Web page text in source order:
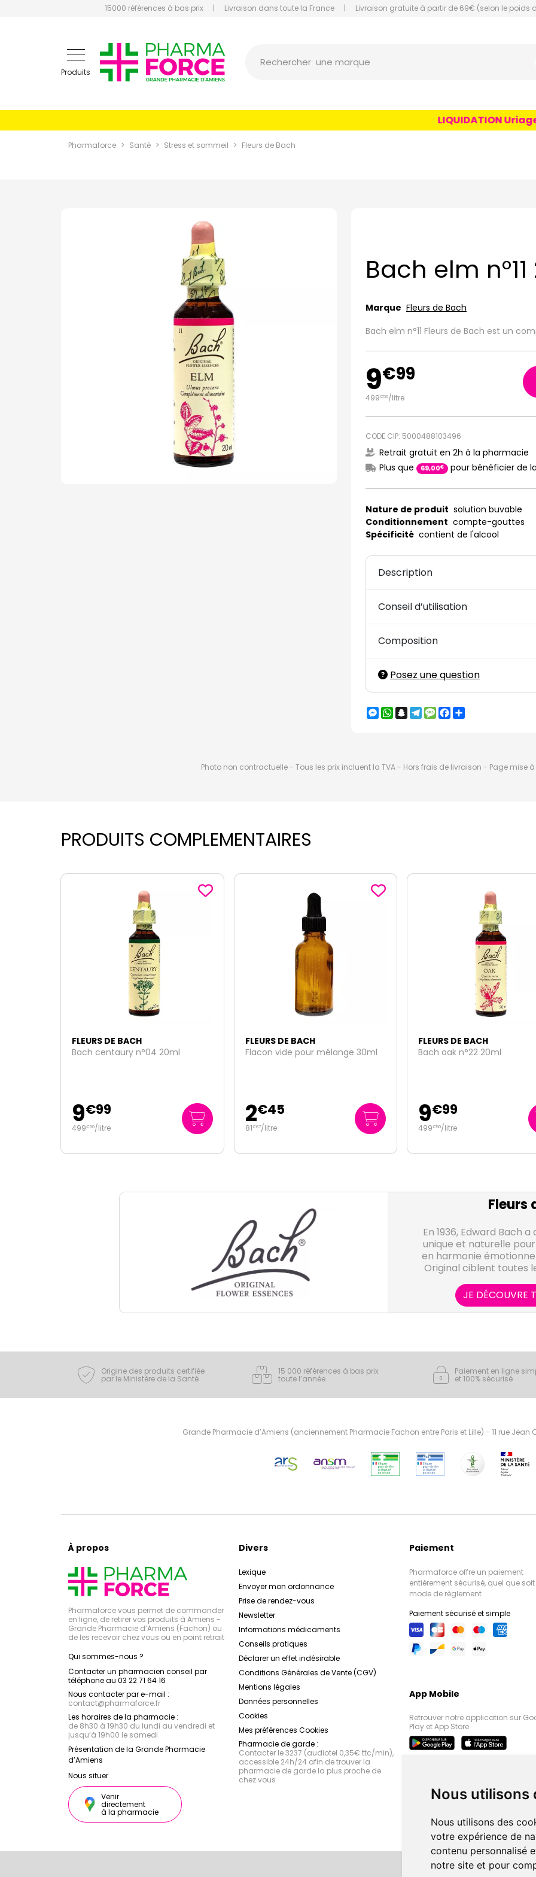
Nous utilisons
Nous utilisons des
votre expérience de
contenu personnalisé
notre site et pour
15000 références à bas prix | Livraison dans toute la France | Livraison gratuite à partir de 69€ (selon le poids
Produits
Rechercher
LIQUIDATION Uriage
Pharmaforce Santé Stress et sommeil Fleurs de Bach
Bach elm
Marque Fleurs de Bach
Bach elm n°11 Fleurs de Bach est un
9€99
499€50/litre
CODE CIP: 5000488103496
Retrait gratuit en 2h à la pharmacie
Plus que
69,00€ pour bénéficier de
Nature de produit solution buvable
Conditionnement compte-gouttes
Spécificité contient de l'alcool
Description
Conseil d’utilisation
Composition
Posez une question
Messenger
WhatsApp
Snapchat
Telegram
MessageFacebook
Photo non contractuelle - Tous les prix incluent la TVA - Hors frais de livraison - Page mise
PRODUITS COMPLEMENTAIRES
FLEURS DE BACH
Flacon vide pour mélange 30ml
2€45
81€67/litre
FLEURS DE BACH
Bach oak n°22 20ml
9€99
499€50/litre
FLEURS DE BACH
Bach sweet chesnut n°30
9€99
499€50/litre
Fleurs
En 1936, Edward Bach
unique et naturelle
en harmonie
Original ciblent toutes
l’harmonie
JE DÉCOUVRE
Origine des produits certifiée
par le Ministère de la Santé
15 000 références à bas prix
toute l’année
Paiement en ligne
et 100% sécurisé
Grande Pharmacie d’Amiens (anciennement Pharmacie Fachon entre Paris et Lille) - 11 rue
À propos
Pharmaforce vous permet de commander
en ligne, de retirer vos produits à Amiens -
Grande Pharmacie d’Amiens (Fachon) ou
de les recevoir chez vous ou en point retrait
Qui sommes-nous ?
Contacter un pharmacien conseil par
téléphone au 03 22 71 64 16
Nous contacter par e-mail :
contact@pharmaforce.fr
Les horaires de la pharmacie :
de 8h30 à 19h30 du lundi au vendredi et
jusqu’à 19h00 le samedi
Présentation de la Grande Pharmacie
d’Amiens
Nous situer
Venir
directement
à la pharmacie
Divers
Lexique
Envoyer mon ordonnance
Prise de rendez-vous
Newsletter
Informations médicaments
Conseils pratiques
Déclarer un effet indésirable
Conditions Générales de Vente (CGV)
Mentions légales
Données personnelles
Cookies
Mes préférences Cookies
Pharmacie de garde :
Contacter le 3237 (audiotel 0,35€ ttc/min),
accessible 24h/24 afin de trouver la
pharmacie de garde la plus proche de
chez vous
Paiement
Pharmaforce offre un paiement
entièrement sécurisé, quel que soit
mode de règlement
Paiement sécurisé et simple
App Mobile
Retrouver notre application sur
Play et App Store